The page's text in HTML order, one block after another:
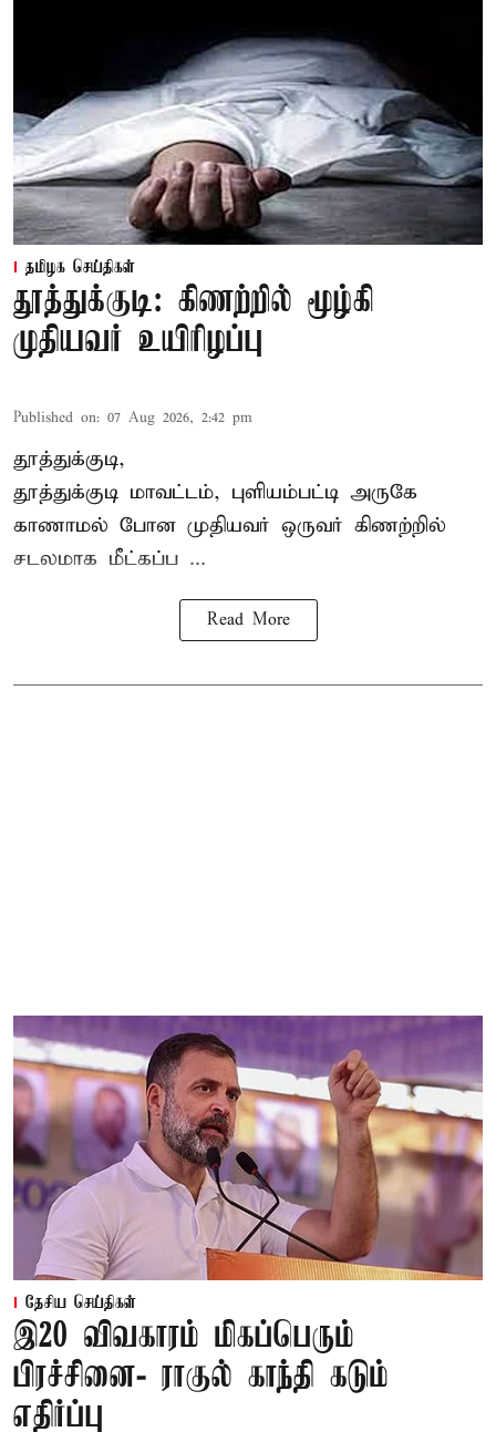
தமிழக செய்திகள்
தூத்துக்குடி: கிணற்றில் மூழ்கி
முதியவர் உயிரிழப்பு
Published on: 07 Aug 2026, 2:42 pm
தூத்துக்குடி,
தூத்துக்குடி மாவட்டம், புளியம்பட்டி அருகே
காணாமல் போன முதியவர் ஒருவர் கிணற்றில்
சடலமாக மீட்கப்ப ...
Read More
தேசிய செய்திகள்
இ20 விவகாரம் மிகப்பெரும்
பிரச்சினை- ராகுல் காந்தி கடும்
எதிர்ப்பு